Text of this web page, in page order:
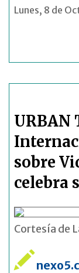
Lunes, 8 de
URBAN
sobre
celebra
Cortesía de